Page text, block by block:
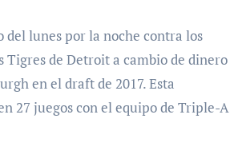
lunes por la noche contra los
Tigres de Detroit a cambio de dinero
en el draft de 2017. Esta
27 juegos con el equipo de Triple-A